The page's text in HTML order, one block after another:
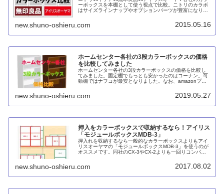
ーボックスを本棚として使う視点で比較。ニトリのカラボ
はサイズラインナップやオプションパーツが豊富になり、
たことで、より悩ましい展開になってきました。
new.shuno-oshieru.com 2015.05.16
ホームセンター各社の3段カラーボックスの価格
を比較してみました
ホームセンター各社の3段カラーボックスの価格を比較し
てみました。固定棚でもっとも安かったのはコーナン。可
動棚ではナフコが最安となりました。なお、amazonプラ
new.shuno-oshieru.com 2019.05.27
押入をカラーボックスで収納するなら！アイリス
「モジュールボックスMDB-3」
押入れを収納するなら一般的なカラーボックスよりもアイ
リスオーヤマの「モジュールボックスMDB-3」を使うのが
オススメです。同社のCX-3やCX-2よりも一回りコンパク
new.shuno-oshieru.com 2017.08.02